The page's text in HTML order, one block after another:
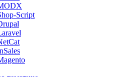
Script